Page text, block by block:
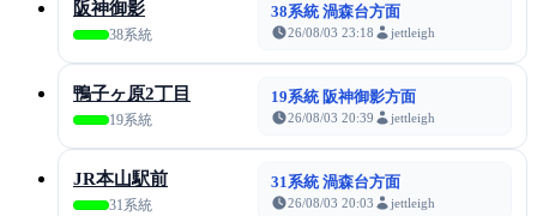
阪神御影
38系統
38系統 渦森台方面
26/08/03 23:18 jettleigh
鴨子ヶ原2丁目
19系統
19系統 阪神御影方面
26/08/03 20:39 jettleigh
JR本山駅前
31系統
31系統 渦森台方面
26/08/03 20:03 jettleigh